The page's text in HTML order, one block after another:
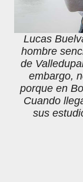
Lucas
hombre
de
embargo,
porque en
Cuando
sus